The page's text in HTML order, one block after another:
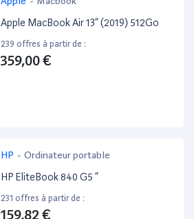
Apple MacBook Air 13” (2019) 512Go
239 offres à partir de :
359,00 €
HP - Ordinateur portable
HP EliteBook 840 G5 ”
231 offres à partir de :
159,82 €